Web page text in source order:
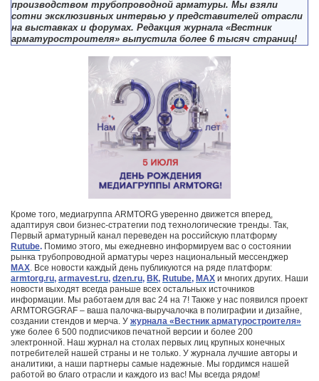
производством трубопроводной арматуры. Мы взяли
сотни эксклюзивных интервью у представителей отрасли
на выставках и форумах. Редакция журнала «Вестник
арматуростроителя» выпустила более 6 тысяч страниц!
Кроме того, медиагруппа ARMTORG уверенно движется вперед,
адаптируя свои бизнес-стратегии под технологические тренды. Так,
Первый арматурный канал переведен на российскую платформу
Rutube. Помимо этого, мы ежедневно информируем вас о состоянии
рынка трубопроводной арматуры через национальный мессенджер
MAX. Все новости каждый день публикуются на ряде платформ:
armtorg.ru, armavest.ru, dzen.ru, ВК, Rutube, MAX и многих других. Наши
новости выходят всегда раньше всех остальных источников
информации. Мы работаем для вас 24 на 7! Также у нас появился проект
ARMTORGGRAF – ваша палочка-выручалочка в полиграфии и дизайне,
создании стендов и мерча. У журнала «Вестник арматуростроителя»
уже более 6 500 подписчиков печатной версии и более 200
электронной. Наш журнал на столах первых лиц крупных конечных
потребителей нашей страны и не только. У журнала лучшие авторы и
аналитики, а наши партнеры самые надежные. Мы гордимся нашей
работой во благо отрасли и каждого из вас! Мы всегда рядом!